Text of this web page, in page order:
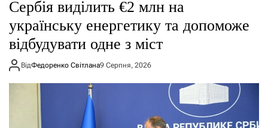
Сербія виділить €2 млн на
українську енергетику та допоможе
відбудувати одне з міст
ВідФедоренко Світлана9 Серпня, 2026